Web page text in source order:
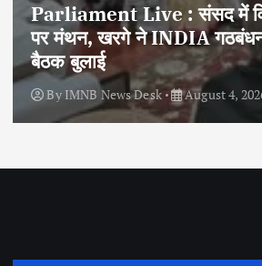
Parliament Live : संसद में
पर मंथन, खरगे ने INDIA
बैठक बुलाई
ByIMNB News Desk August 4,